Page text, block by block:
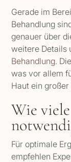
Gerade im
Behandlung
genauer über
weitere Details
Behandlung.
was vor allem
Haut ein
Wie
Für optimale
empfehlen